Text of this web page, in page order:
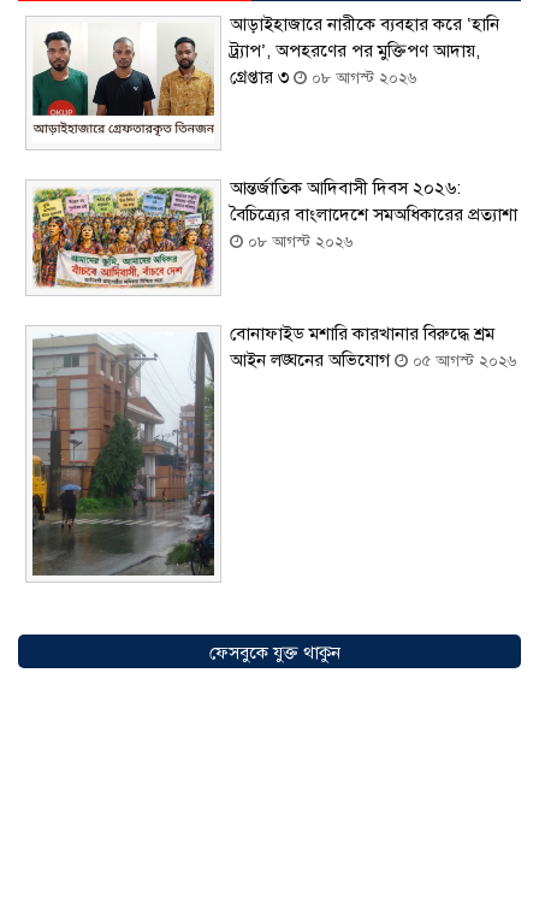
আড়াইহাজারে নারীকে ব্যবহার করে ‘হানি
ট্র্যাপ’, অপহরণের পর মুক্তিপণ আদায়,
গ্রেপ্তার ৩
০৮ আগস্ট ২০২৬
আন্তর্জাতিক আদিবাসী দিবস ২০২৬:
বৈচিত্র্যের বাংলাদেশে সমঅধিকারের প্রত্যাশা
০৮ আগস্ট ২০২৬
বোনাফাইড মশারি কারখানার বিরুদ্ধে শ্রম
আইন লঙ্ঘনের অভিযোগ
০৫ আগস্ট ২০২৬
অগ্রযাত্রায় নতুন অধ্যায়, উদ্বোধন হলো ‘শিফা
মোহাম্মদিয়া ফিশারিজ’
০৫ আগস্ট ২০২৬
ফেসবুকে যুক্ত থাকুন